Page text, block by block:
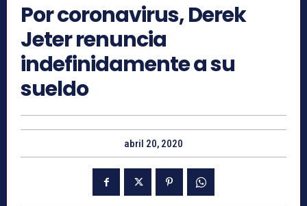
Por coronavirus, Derek
Jeter renuncia
indefinidamente a su
sueldo
abril 20, 2020